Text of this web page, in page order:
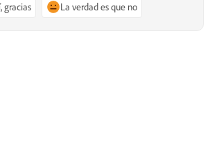
gracias La verdad es que no